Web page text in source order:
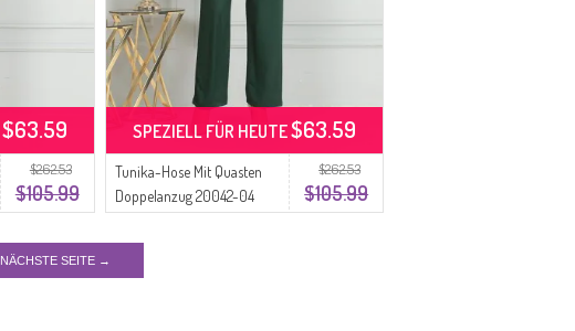
$262.53
$105.99
$63.59
$262.53
$105.99
Tunika-Hose Mit Quasten
Doppelanzug 20042-04
SPEZIELL FÜR HEUTE$63.59
NÄCHSTE SEITE →